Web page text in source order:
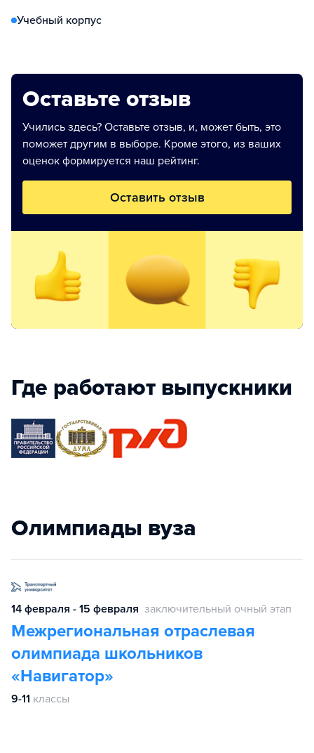
Учебный корпус
Оставьте отзыв
Учились здесь? Оставьте отзыв, и, может быть, это
поможет другим в выборе. Кроме этого, из ваших
оценок формируется наш рейтинг.
Оставить отзыв
Где работают выпускники
Олимпиады вуза
14 февраля - 15 февраля заключительный очный этап
Межрегиональная отраслевая
олимпиада школьников
«Навигатор»
9-11 классы